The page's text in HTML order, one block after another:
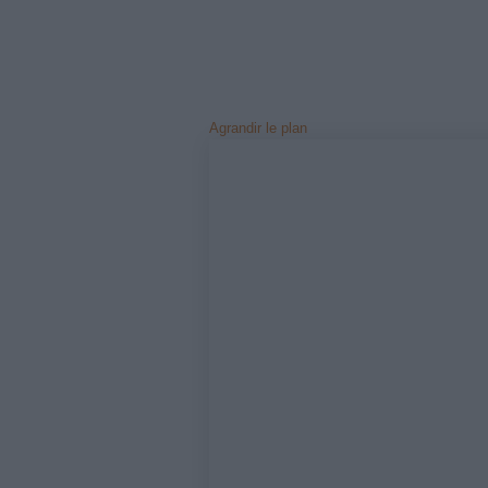
Agrandir le plan